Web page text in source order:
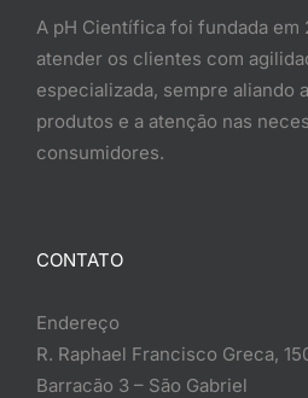
A pH Científica foi fundada em
atender os clientes com
especializada, sempre aliando
produtos e a atenção nas
consumidores.
CONTATO
Endereço
R. Raphael Francisco Greca,
Barracão 3 – São Gabriel